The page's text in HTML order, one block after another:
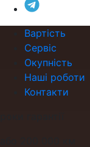
Вартість
Сервіс
Окупність
Наші роботи
Контакти